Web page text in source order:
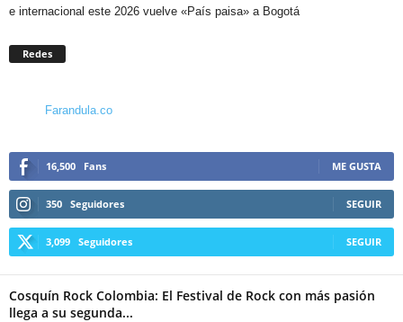
e internacional este 2026 vuelve «País paisa» a Bogotá
Redes
Farandula.co
16,500 Fans ME GUSTA
350 Seguidores SEGUIR
3,099 Seguidores SEGUIR
Cosquín Rock Colombia: El Festival de Rock con más pasión
llega a su segunda...